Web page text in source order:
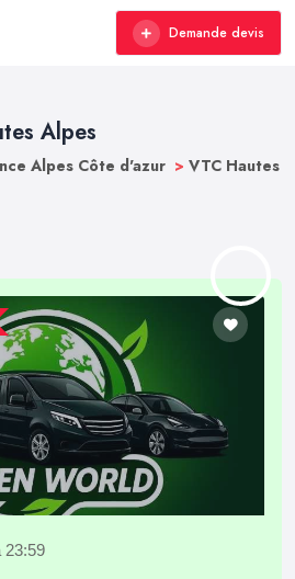
Demande devis
Alpes
Alpes Côte d'azur > VTC Hautes
23:59